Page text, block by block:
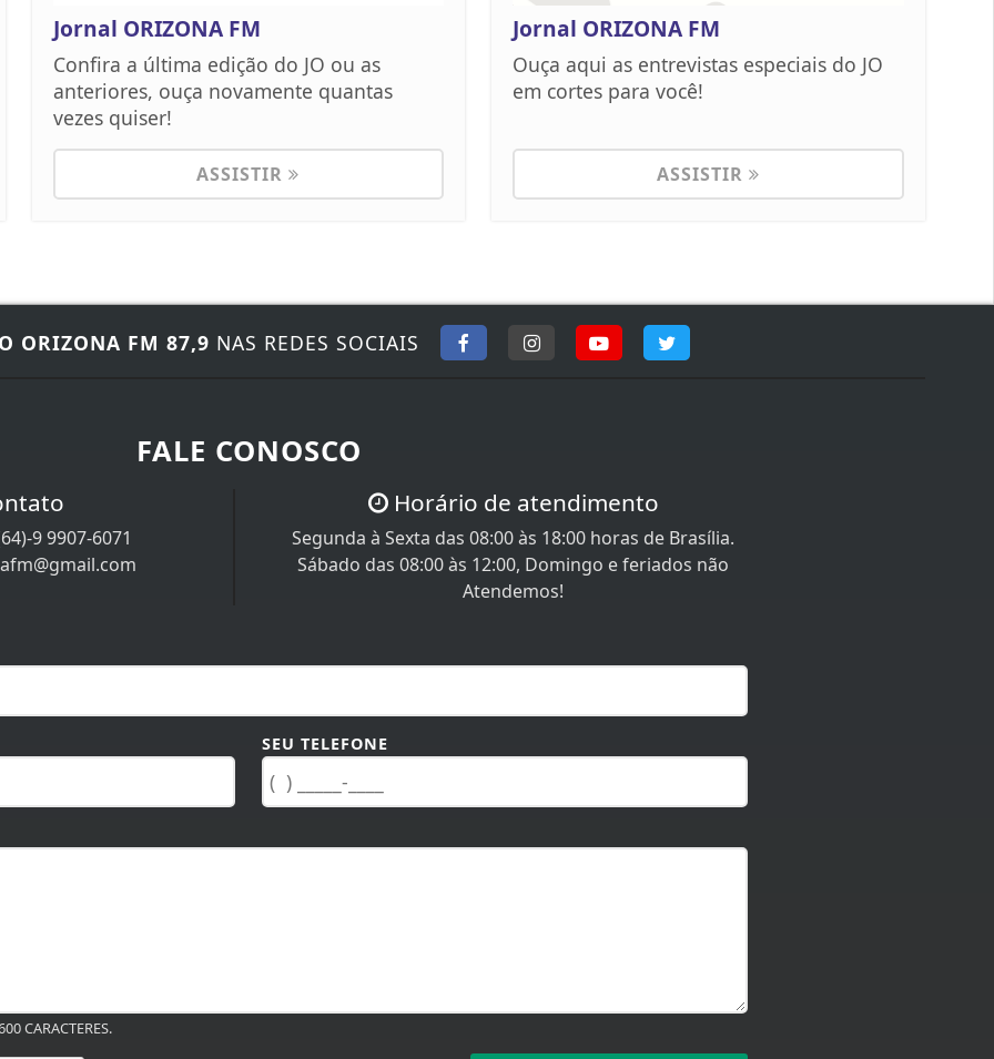
Jornal ORIZONA FM
Confira a última edição do JO ou as
anteriores, ouça novamente quantas
vezes quiser!
ASSISTIR
Jornal ORIZONA FM
Ouça aqui as entrevistas especiais do JO
em cortes para você!
ASSISTIR
ORIZONA FM 87,9 NAS REDES SOCIAIS
FALE CONOSCO
9 9907-6071
Horário de atendimento
Segunda à Sexta das 08:00 às 18:00 horas de Brasília.
Sábado das 08:00 às 12:00, Domingo e feriados não
Atendemos!
SEU TELEFONE
CARACTERES.